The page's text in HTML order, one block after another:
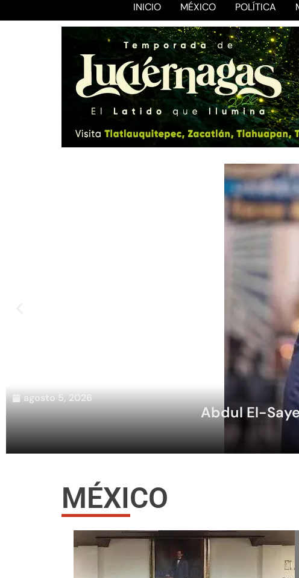
INICIO MÉXICO POLÍTICA
agosto 5, 2026
Abdul El-
MÉXICO